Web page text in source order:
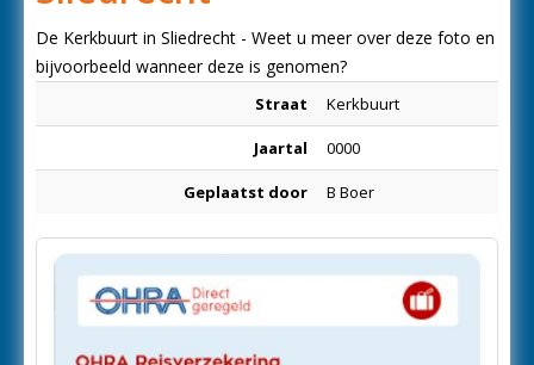
De Kerkbuurt in Sliedrecht - Weet u meer over deze foto en
bijvoorbeeld wanneer deze is genomen?
Straat Kerkbuurt
Jaartal 0000
Geplaatst door B Boer